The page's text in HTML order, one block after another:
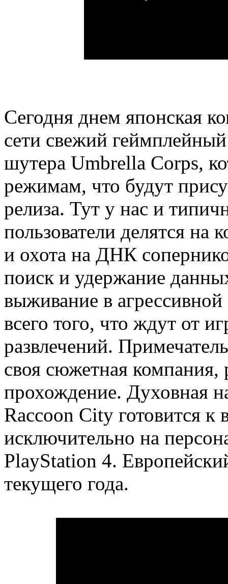
Сегодня днем японская
сети свежий
шутера Umbrella Corps,
режимам, что будут
релиза. Тут у нас и
пользователи делятся на
и охота на ДНК
поиск и удержание
выживание в
всего того, что ждут от
развлечений.
своя сюжетная компания,
прохождение. Духовная
Raccoon City готовится
исключительно на
PlayStation 4.
текущего года.